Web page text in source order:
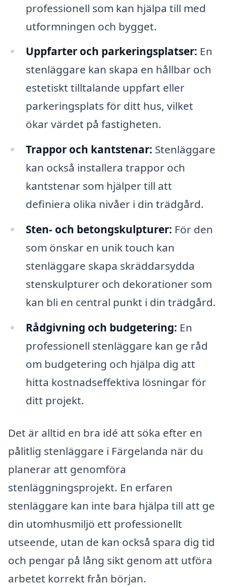
professionell som kan hjälpa till med
utformningen och bygget.
Uppfarter och parkeringsplatser: En
stenläggare kan skapa en hållbar och
estetiskt tilltalande uppfart eller
parkeringsplats för ditt hus, vilket
ökar värdet på fastigheten.
Trappor och kantstenar: Stenläggare
kan också installera trappor och
kantstenar som hjälper till att
definiera olika nivåer i din trädgård.
Sten- och betongskulpturer: För den
som önskar en unik touch kan
stenläggare skapa skräddarsydda
stenskulpturer och dekorationer som
kan bli en central punkt i din trädgård.
Rådgivning och budgetering: En
professionell stenläggare kan ge råd
om budgetering och hjälpa dig att
hitta kostnadseffektiva lösningar för
ditt projekt.
Det är alltid en bra idé att söka efter en
pålitlig stenläggare i Färgelanda när du
planerar att genomföra
stenläggningsprojekt. En erfaren
stenläggare kan inte bara hjälpa till att ge
din utomhusmiljö ett professionellt
utseende, utan de kan också spara dig tid
och pengar på lång sikt genom att utföra
arbetet korrekt från början.